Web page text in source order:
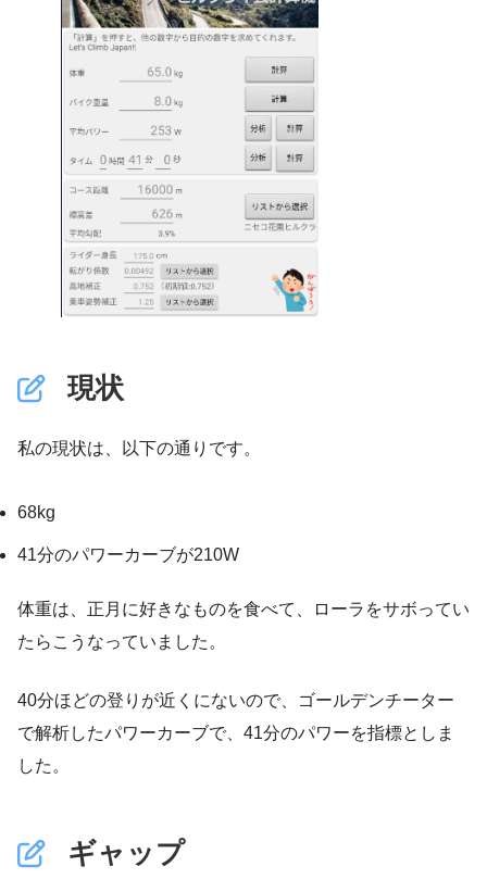
現状
私の現状は、以下の通りです。
68kg
41分のパワーカーブが210W
体重は、正月に好きなものを食べて、ローラをサボってい
たらこうなっていました。
40分ほどの登りが近くにないので、ゴールデンチーター
で解析したパワーカーブで、41分のパワーを指標としま
した。
ギャップ